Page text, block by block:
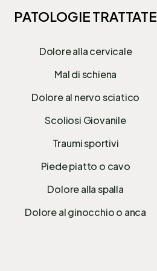
PATOLOGIE TRATTATE
Dolore alla cervicale
Mal di schiena
Dolore al nervo sciatico
Scoliosi Giovanile
Traumi sportivi
Piede piatto o cavo
Dolore alla spalla
Dolore al ginocchio o anca